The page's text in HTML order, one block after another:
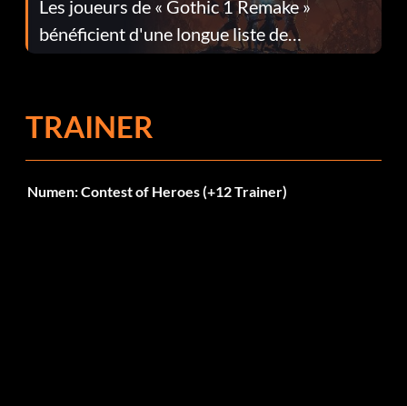
Les joueurs de « Gothic 1 Remake »
bénéficient d'une longue liste de
corrections dans la mise à jour 1.0.4
TRAINER
Numen: Contest of Heroes (+12 Trainer)